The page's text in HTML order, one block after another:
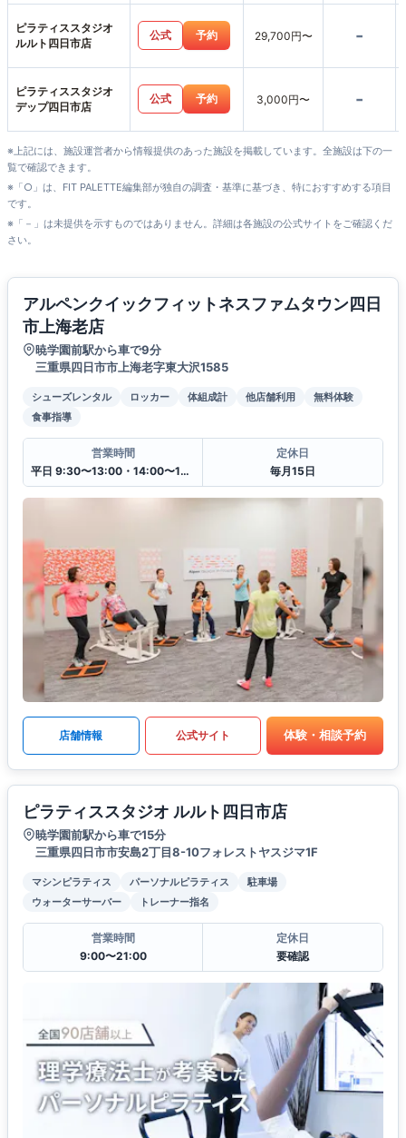
ピラティススタジオ
ルルト四日市店
公式 予約 29,700円〜 -
ピラティススタジオ
デップ四日市店
公式 予約 3,000円〜 -
※上記には、施設運営者から情報提供のあった施設を掲載しています。全施設は下の一
覧で確認できます。
※「○」は、FIT PALETTE編集部が独自の調査・基準に基づき、特におすすめする項目
です。
※「－」は未提供を示すものではありません。詳細は各施設の公式サイトをご確認くだ
さい。
アルペンクイックフィットネスファムタウン四日
市上海老店
暁学園前駅から車で9分
三重県四日市市上海老字東大沢1585
シューズレンタル ロッカー 体組成計 他店舗利用
無料体験
食事指導
営業時間
平日 9:30〜13:00・14:00〜19:30
定休日
毎月15日
店舗情報 公式サイト 体験・相談予約
ピラティススタジオ ルルト四日市店
暁学園前駅から車で15分
三重県四日市市安島2丁目8-10フォレストヤスジマ1F
マシンピラティス パーソナルピラティス
駐車場
ウォーターサーバー
トレーナー指名
営業時間
9:00〜21:00
定休日
要確認